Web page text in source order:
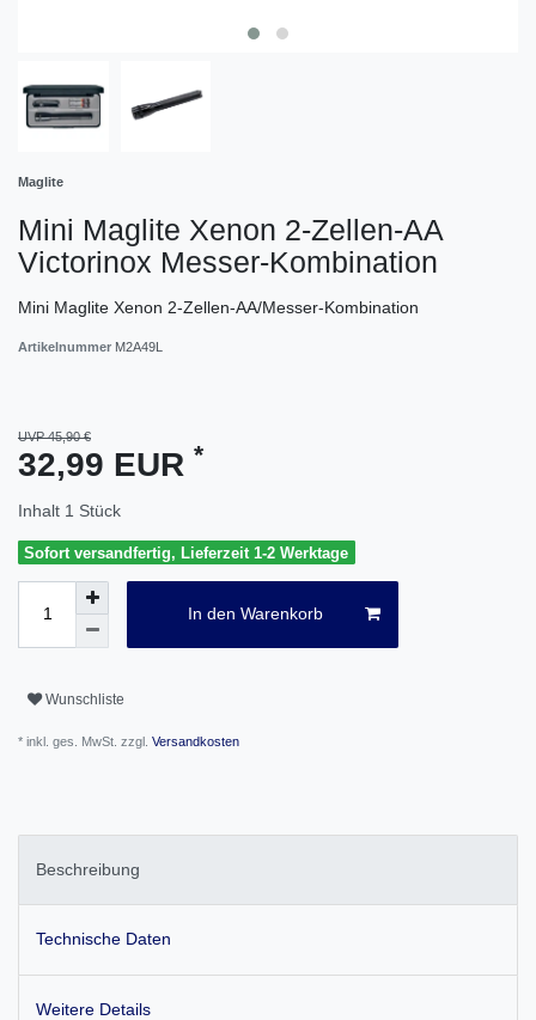
Maglite
Mini Maglite Xenon 2-Zellen-AA
Victorinox Messer-Kombination
Mini Maglite Xenon 2-Zellen-AA/Messer-Kombination
Artikelnummer M2A49L
UVP 45,90 €
32,99 EUR *
Inhalt 1 Stück
Sofort versandfertig, Lieferzeit 1-2 Werktage
In den Warenkorb
Wunschliste
* inkl. ges. MwSt. zzgl. Versandkosten
Beschreibung
Technische Daten
Weitere Details